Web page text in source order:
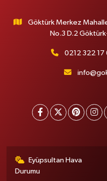
Göktürk Merkez
No.3 D.2
0212 322
Eyüpsultan Hava
Durumu